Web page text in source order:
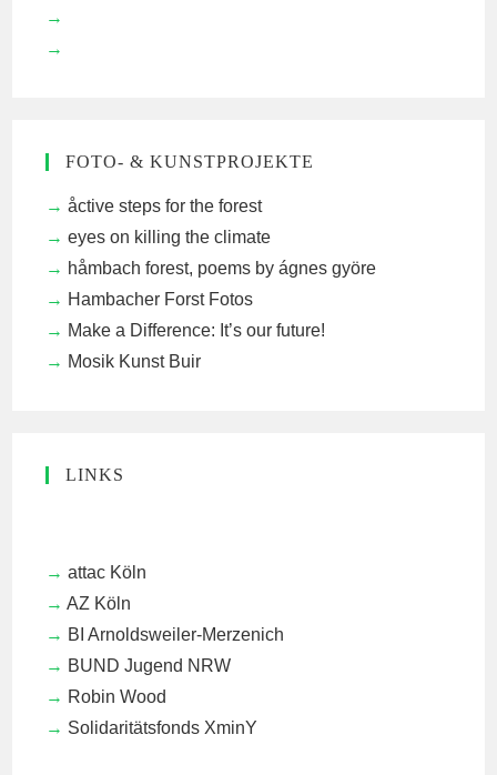
FOTO- & KUNSTPROJEKTE
åctive steps for the forest
eyes on killing the climate
håmbach forest, poems by ágnes györe
Hambacher Forst Fotos
Make a Difference: It’s our future!
Mosik Kunst Buir
LINKS
attac Köln
AZ Köln
BI Arnoldsweiler-Merzenich
BUND Jugend NRW
Robin Wood
Solidaritätsfonds XminY